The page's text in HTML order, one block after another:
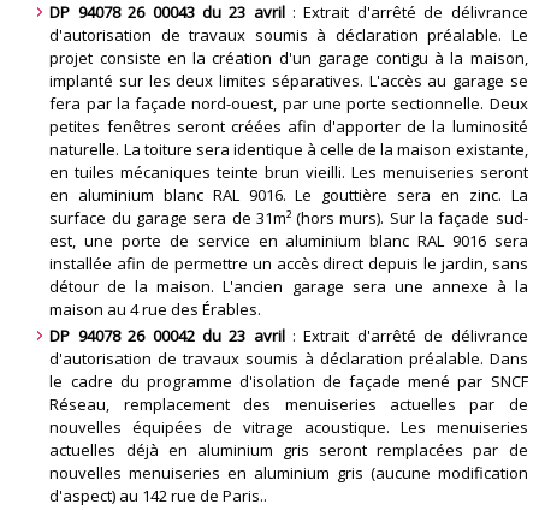
DP 94078 26 00043 du 23 avril : Extrait d'arrêté de délivrance
d'autorisation de travaux soumis à déclaration préalable. Le
projet consiste en la création d'un garage contigu à la maison,
implanté sur les deux limites séparatives. L'accès au garage se
fera par la façade nord-ouest, par une porte sectionnelle. Deux
petites fenêtres seront créées afin d'apporter de la luminosité
naturelle. La toiture sera identique à celle de la maison existante,
en tuiles mécaniques teinte brun vieilli. Les menuiseries seront
en aluminium blanc RAL 9016. Le gouttière sera en zinc. La
surface du garage sera de 31m² (hors murs). Sur la façade sud-
est, une porte de service en aluminium blanc RAL 9016 sera
installée afin de permettre un accès direct depuis le jardin, sans
détour de la maison. L'ancien garage sera une annexe à la
maison au 4 rue des Érables.
DP 94078 26 00042 du 23 avril : Extrait d'arrêté de délivrance
d'autorisation de travaux soumis à déclaration préalable. Dans
le cadre du programme d'isolation de façade mené par SNCF
Réseau, remplacement des menuiseries actuelles par de
nouvelles équipées de vitrage acoustique. Les menuiseries
actuelles déjà en aluminium gris seront remplacées par de
nouvelles menuiseries en aluminium gris (aucune modification
d'aspect) au 142 rue de Paris..